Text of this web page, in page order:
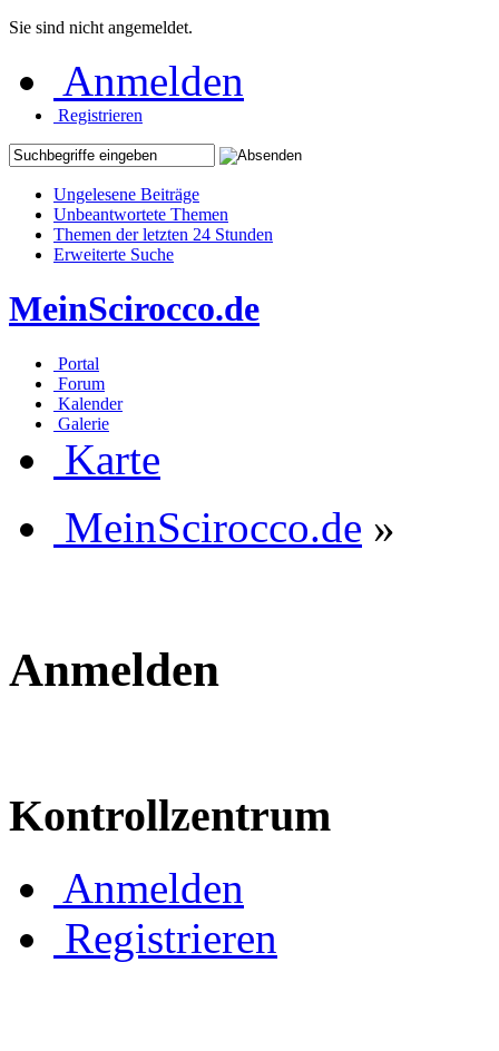
Sie sind nicht angemeldet.
Anmelden
Registrieren
Ungelesene Beiträge
Unbeantwortete Themen
Themen der letzten 24 Stunden
Erweiterte Suche
MeinScirocco.de
Portal
Forum
Kalender
Galerie
Karte
MeinScirocco.de »
Anmelden
Kontrollzentrum
Anmelden
Registrieren